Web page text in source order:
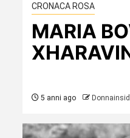
CRONACA ROSA
MARIA
5 anni ago